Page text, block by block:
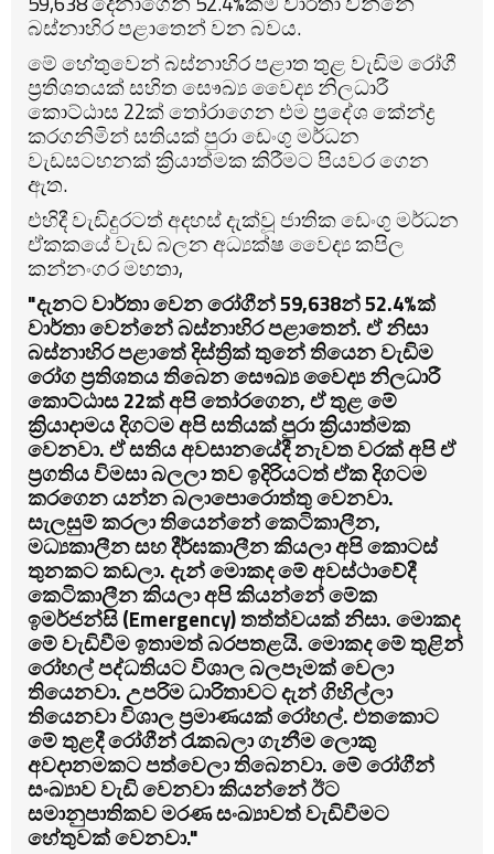
බස්නාහිර පළාතෙන් වන බවය.
මේ හේතුවෙන් බස්නාහිර පළාත තුළ වැඩිම රෝගී
ප්‍රතිශතයක් සහිත සෞඛ්‍ය වෛද්‍ය නිලධාරී
කොට්ඨාස 22ක් තෝරාගෙන එම ප්‍රදේශ කේන්ද්‍ර
කරගනිමින් සතියක් පුරා ඩෙංගු මර්ධන
වැඩසටහනක් ක්‍රියාත්මක කිරීමට පියවර ගෙන
ඇත.
එහිදී වැඩිදුරටත් අදහස් දැක්වූ ජාතික ඩෙංගු මර්ධන
ඒකකයේ වැඩ බලන අධ්‍යක්ෂ වෛද්‍ය කපිල
කන්නංගර මහතා,
"දැනට වාර්තා වෙන රෝගීන් 59,638න් 52.4%ක්
වාර්තා වෙන්නේ බස්නාහිර පළාතෙන්. ඒ නිසා
බස්නාහිර පළාතේ දිස්ත්‍රික් තුනේ තියෙන වැඩිම
රෝග ප්‍රතිශතය තිබෙන සෞඛ්‍ය වෛද්‍ය නිලධාරී
කොට්ඨාස 22ක් අපි තෝරගෙන, ඒ තුළ මේ
ක්‍රියාදාමය දිගටම අපි සතියක් පුරා ක්‍රියාත්මක
වෙනවා. ඒ සතිය අවසානයේදී නැවත වරක් අපි ඒ
ප්‍රගතිය විමසා බලලා තව ඉදිරියටත් ඒක දිගටම
කරගෙන යන්න බලාපොරොත්තු වෙනවා.
සැලසුම් කරලා තියෙන්නේ කෙටිකාලීන,
මධ්‍යකාලීන සහ දීර්ඝකාලීන කියලා අපි කොටස්
තුනකට කඩලා. දැන් මොකද මේ අවස්ථාවේදී
කෙටිකාලීන කියලා අපි කියන්නේ මේක
ඉමර්ජන්සි (Emergency) තත්ත්වයක් නිසා. මොකද
මේ වැඩිවීම ඉතාමත් බරපතළයි. මොකද මේ තුළින්
රෝහල් පද්ධතියට විශාල බලපෑමක් වෙලා
තියෙනවා. උපරිම ධාරිතාවට දැන් ගිහිල්ලා
තියෙනවා විශාල ප්‍රමාණයක් රෝහල්. එතකොට
මේ තුළදී රෝගීන් රැකබලා ගැනීම ලොකු
අවදානමකට පත්වෙලා තිබෙනවා. මේ රෝගීන්
සංඛ්‍යාව වැඩි වෙනවා කියන්නේ ඊට
සමානුපාතිකව මරණ සංඛ්‍යාවත් වැඩිවීමට
හේතුවක් වෙනවා."